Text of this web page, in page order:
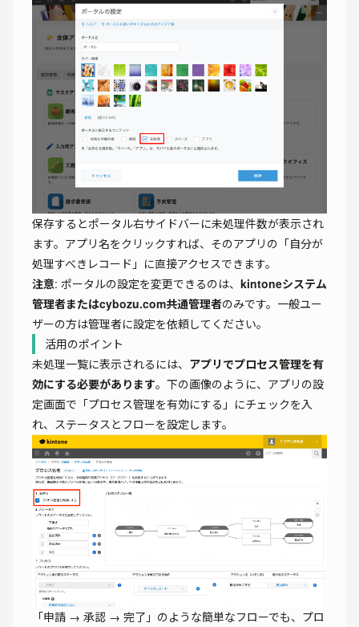
保存するとポータル右サイドバーに未処理件数が表示され
ます。アプリ名をクリックすれば、そのアプリの「自分が
処理すべきレコード」に直接アクセスできます。
注意: ポータルの設定を変更できるのは、 kintoneシステム
管理者またはcybozu.com共通管理者のみです。一般ユー
ザーの方は管理者に設定を依頼してください。
活用のポイント
未処理一覧に表示されるには、 アプリでプロセス管理を有
効にする必要があります。下の画像のように、アプリの設
定画面で「プロセス管理を有効にする」にチェックを入
れ、ステータスとフローを設定します。
「申請 → 承認 → 完了」のような簡単なフローでも、プロ